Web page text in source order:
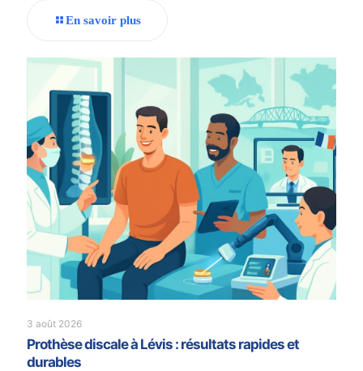
En savoir plus
3 août 2026
Prothèse discale à Lévis : résultats rapides et
durables